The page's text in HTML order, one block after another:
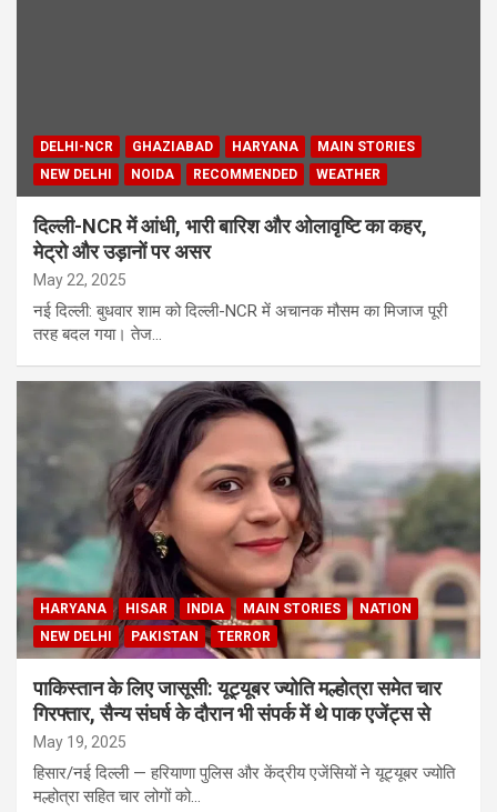
DELHI-NCR GHAZIABAD HARYANA
MAIN STORIES
NEW DELHI
NOIDA RECOMMENDED WEATHER
दिल्ली-NCR में आंधी, भारी बारिश और ओलावृष्टि का कहर,
मेट्रो और उड़ानों पर असर
May 22, 2025
नई दिल्ली: बुधवार शाम को दिल्ली-NCR में अचानक मौसम का मिजाज पूरी
तरह बदल गया। तेज…
HARYANA HISAR INDIA MAIN STORIES
NATION
NEW DELHI
PAKISTAN TERROR
पाकिस्तान के लिए जासूसी: यूट्यूबर ज्योति मल्होत्रा समेत चार
गिरफ्तार, सैन्य संघर्ष के दौरान भी संपर्क में थे पाक एजेंट्स से
May 19, 2025
हिसार/नई दिल्ली — हरियाणा पुलिस और केंद्रीय एजेंसियों ने यूट्यूबर ज्योति
मल्होत्रा सहित चार लोगों को…